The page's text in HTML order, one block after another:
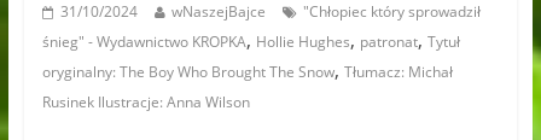
31/10/2024 wNaszejBajce
"Chłopiec który sprowadził
śnieg" - Wydawnictwo KROPKA, Hollie Hughes, patronat, Tytuł
oryginalny: The Boy Who Brought The Snow, Tłumacz: Michał
Rusinek Ilustracje: Anna Wilson